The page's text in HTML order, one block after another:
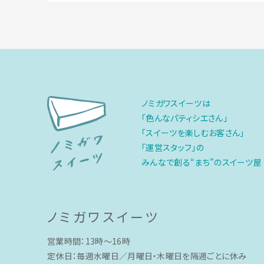
ノミガワスイーツは
「色んなパティシエさん」
「スイーツを楽しむお客さん」
「運営スタッフ」の
みんなで創る“まち”のスイーツ屋
ノミガワスイーツ
営業時間：13時〜16時
定休日：毎週水曜日／月曜日・木曜日を隔週ごとに休み